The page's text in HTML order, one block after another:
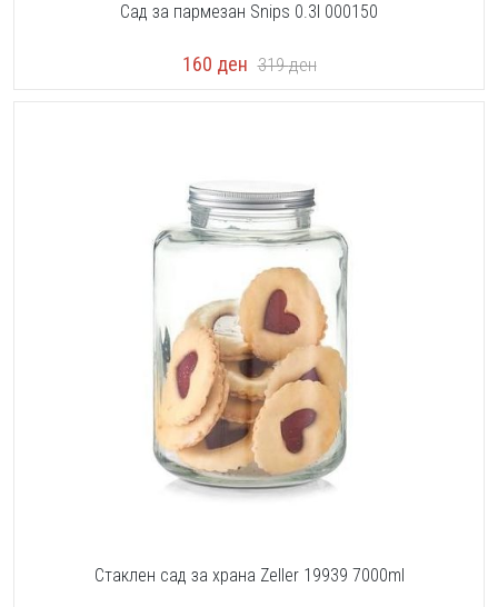
Сад за пармезан Snips 0.3l 000150
160 ден 319ден
Стаклен сад за храна Zeller 19939 7000ml